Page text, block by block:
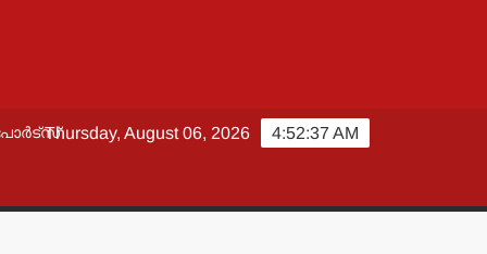
4:52:39 AM
Thursday, August 06, 2026